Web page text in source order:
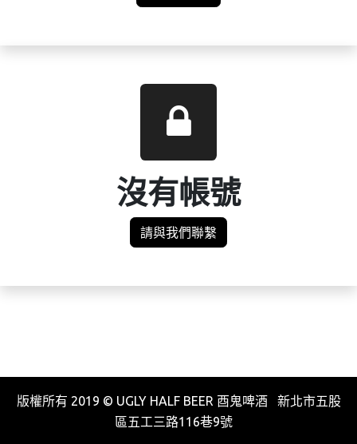
沒有帳號
請與我們聯繫
版權所有 2019 © UGLY HALF BEER 酉鬼啤酒 新北市五股
區五工三路116巷9號